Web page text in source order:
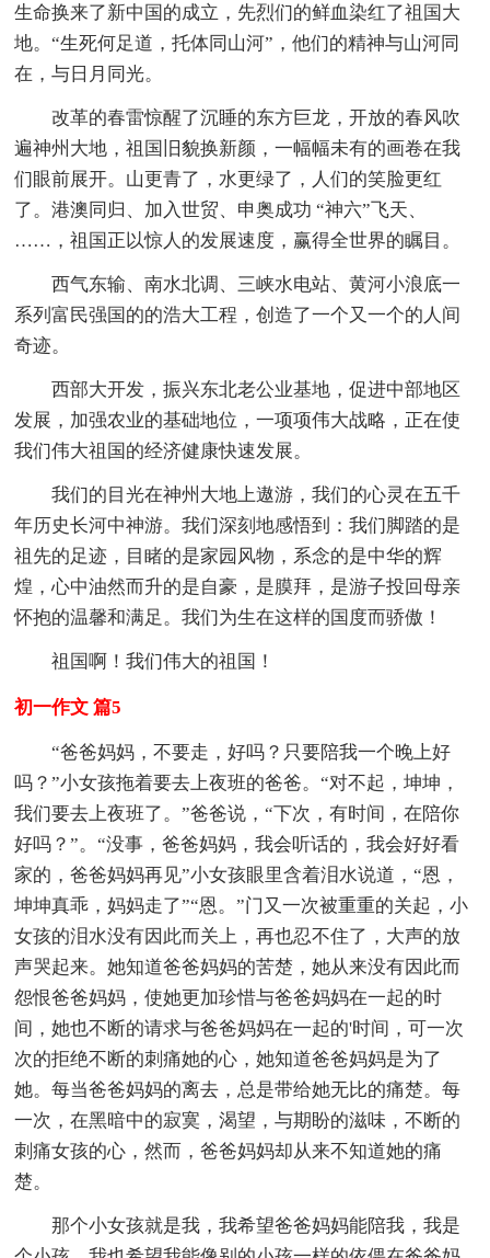
生命换来了新中国的成立，先烈们的鲜血染红了祖国大
地。“生死何足道，托体同山河”，他们的精神与山河同
在，与日月同光。
改革的春雷惊醒了沉睡的东方巨龙，开放的春风吹
遍神州大地，祖国旧貌换新颜，一幅幅未有的画卷在我
们眼前展开。山更青了，水更绿了，人们的笑脸更红
了。港澳同归、加入世贸、申奥成功 “神六”飞天、
……，祖国正以惊人的发展速度，赢得全世界的瞩目。
西气东输、南水北调、三峡水电站、黄河小浪底一
系列富民强国的的浩大工程，创造了一个又一个的人间
奇迹。
西部大开发，振兴东北老公业基地，促进中部地区
发展，加强农业的基础地位，一项项伟大战略，正在使
我们伟大祖国的经济健康快速发展。
我们的目光在神州大地上遨游，我们的心灵在五千
年历史长河中神游。我们深刻地感悟到：我们脚踏的是
祖先的足迹，目睹的是家园风物，系念的是中华的辉
煌，心中油然而升的是自豪，是膜拜，是游子投回母亲
怀抱的温馨和满足。我们为生在这样的国度而骄傲！
祖国啊！我们伟大的祖国！
初一作文 篇5
“爸爸妈妈，不要走，好吗？只要陪我一个晚上好
吗？”小女孩拖着要去上夜班的爸爸。“对不起，坤坤，
我们要去上夜班了。”爸爸说，“下次，有时间，在陪你
好吗？”。“没事，爸爸妈妈，我会听话的，我会好好看
家的，爸爸妈妈再见”小女孩眼里含着泪水说道，“恩，
坤坤真乖，妈妈走了”“恩。”门又一次被重重的关起，小
女孩的泪水没有因此而关上，再也忍不住了，大声的放
声哭起来。她知道爸爸妈妈的苦楚，她从来没有因此而
怨恨爸爸妈妈，使她更加珍惜与爸爸妈妈在一起的时
间，她也不断的请求与爸爸妈妈在一起的'时间，可一次
次的拒绝不断的刺痛她的心，她知道爸爸妈妈是为了
她。每当爸爸妈妈的离去，总是带给她无比的痛楚。每
一次，在黑暗中的寂寞，渴望，与期盼的滋味，不断的
刺痛女孩的心，然而，爸爸妈妈却从来不知道她的痛
楚。
那个小女孩就是我，我希望爸爸妈妈能陪我，我是